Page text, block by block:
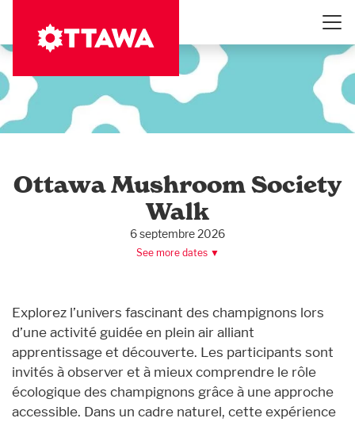
contenu
Ottawa Mushroom Society
Walk
6 septembre 2026
See more dates ▼
Explorez l’univers fascinant des champignons lors
d’une activité guidée en plein air alliant
apprentissage et découverte. Les participants sont
invités à observer et à mieux comprendre le rôle
écologique des champignons grâce à une approche
accessible. Dans un cadre naturel, cette expérience